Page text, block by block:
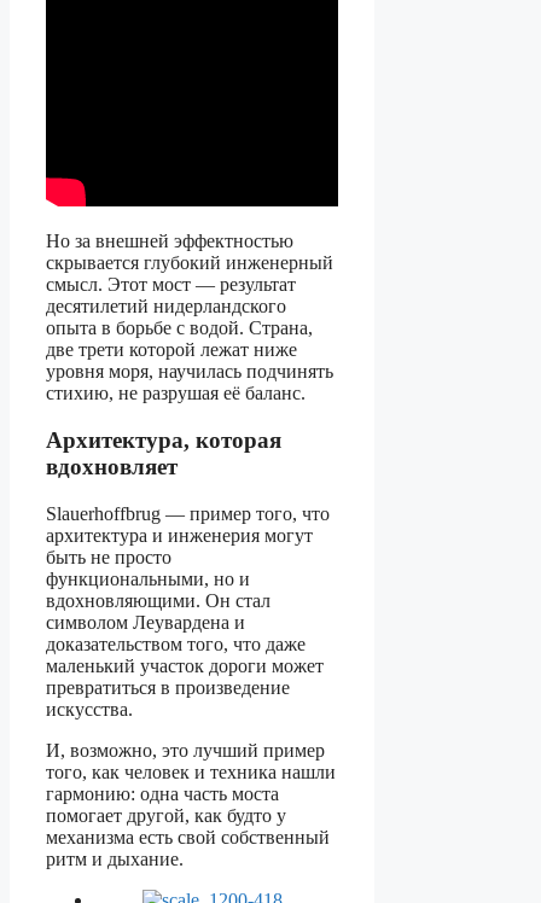
Но за внешней эффектностью
скрывается глубокий инженерный
смысл. Этот мост — результат
десятилетий нидерландского
опыта в борьбе с водой. Страна,
две трети которой лежат ниже
уровня моря, научилась подчинять
стихию, не разрушая её баланс.
Архитектура, которая
вдохновляет
Slauerhoffbrug — пример того, что
архитектура и инженерия могут
быть не просто
функциональными, но и
вдохновляющими. Он стал
символом Леувардена и
доказательством того, что даже
маленький участок дороги может
превратиться в произведение
искусства.
И, возможно, это лучший пример
того, как человек и техника нашли
гармонию: одна часть моста
помогает другой, как будто у
механизма есть свой собственный
ритм и дыхание.